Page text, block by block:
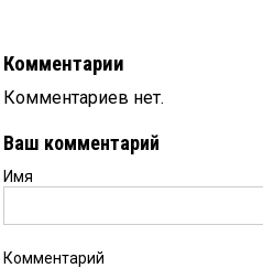
Комментарии
Комментариев нет.
Ваш комментарий
Имя
Комментарий